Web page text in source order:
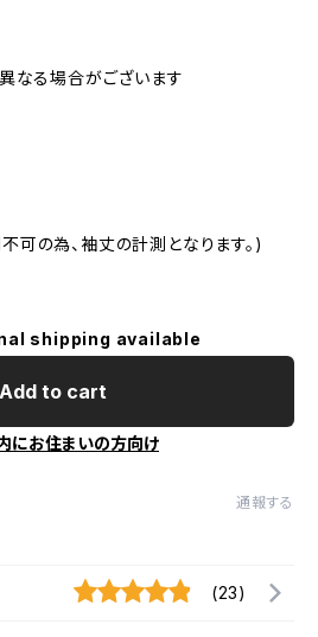
なる場合がございます
の為、袖丈の計測となります。)
shipping available
Add to cart
にお住まいの方向け
通報する
(23)